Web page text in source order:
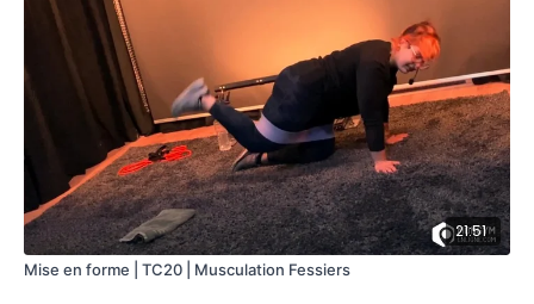
21:51
Mise en forme | TC20 | Musculation Fessiers